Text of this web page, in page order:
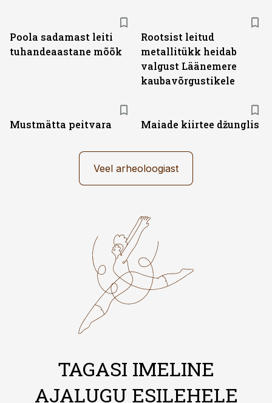
Poola sadamast leiti
tuhandeaastane mõõk
Rootsist leitud
metallitükk heidab
valgust Läänemere
kaubavõrgustikele
Mustmätta peitvara Maiade kiirtee džunglis
Veel arheoloogiast
TAGASI IMELINE
AJALUGU ESILEHELE